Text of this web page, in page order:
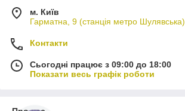
м. Київ
Гарматна, 9 (станція метро
Контакти
Сьогодні працює з 09:00 до 18:00
Показати весь графік роботи